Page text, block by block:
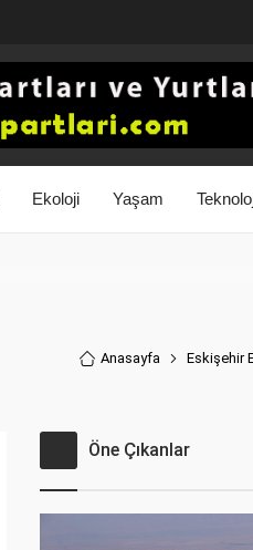
Ekoloji Yaşam
Anasayfa Eskişehir
Öne Çıkanlar